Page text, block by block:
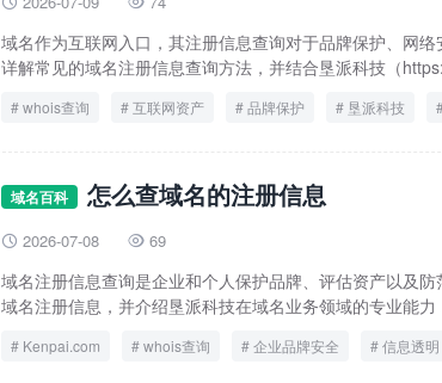
域名作为互联网入口，其注册信息查询对于品牌保护、网
详解常见的域名注册信息查询方法，并结合垦派科技（
whois查询 互联网资产 品牌保护 垦派科技
域名百科 怎么查域名的注册信息
 2026-07-08  69
域名注册信息查询是企业和个人保护品牌、评估资产以及
域名注册信息，并介绍垦派科技在域名业务领域的专业能
Kenpai.com whois查询 企业品牌安全 信息透明